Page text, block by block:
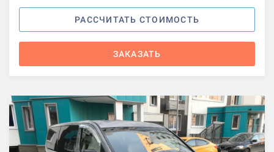
РАССЧИТАТЬ СТОИМОСТЬ
ЗАКАЗАТЬ